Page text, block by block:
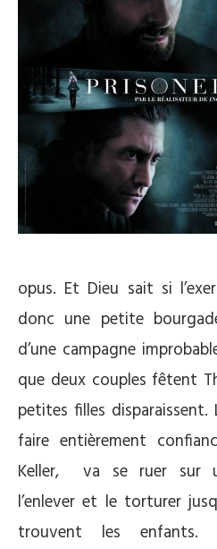
opus. Et Dieu sait si
donc une petite
d’une campagne
que deux couples fêtent
petites filles disparaissent.
faire entièrement
Keller, va se ruer sur
l’enlever et le torturer
trouvent les enfants.